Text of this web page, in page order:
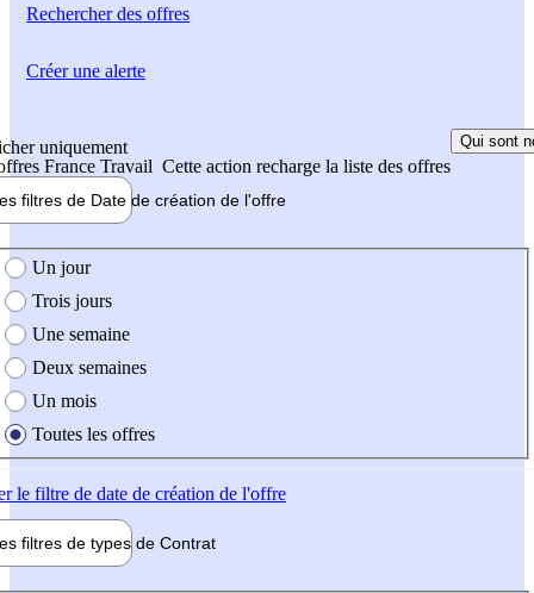
Rechercherdes offres
uniquement
France Travail Cette action recharge la liste des offres
Qui sont
filtres de Date de création de l'offre
création de l'offre
Un jour
Trois jours
Une semaine
Deux semaines
Un mois
Toutes les offres
le filtre de date de création de l'offre
filtres de types de Contrat
Créer une alerte